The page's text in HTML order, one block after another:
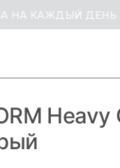
КАЖДЫЙ ДЕНЬ
Heavy